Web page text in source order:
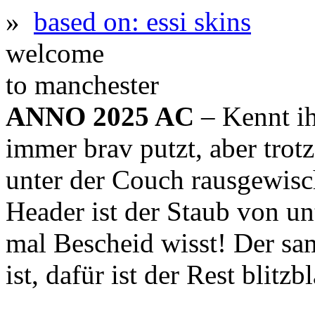
» based on: essi skins
welcome
to manchester
ANNO 2025 AC – Kennt
immer brav putzt, aber
unter der Couch
Header ist der Staub von
mal Bescheid wisst! Der
ist, dafür ist der Rest